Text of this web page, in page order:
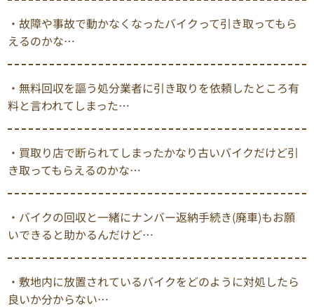
・故障や事故で動かなくなったバイクって引き取ってもら
えるのかな…
・無料回収を謳う処分業者に引き取りを依頼したところ有
料と言われてしまった…
・買取り店で断られてしまったかなり古いバイクだけど引
き取ってもらえるのかな…
・バイクの回収と一緒にナンバー返納手続き(廃車)もお願
いできると助かるんだけど…
・敷地内に放置されているバイクをどのように対処したら
良いか分からない…